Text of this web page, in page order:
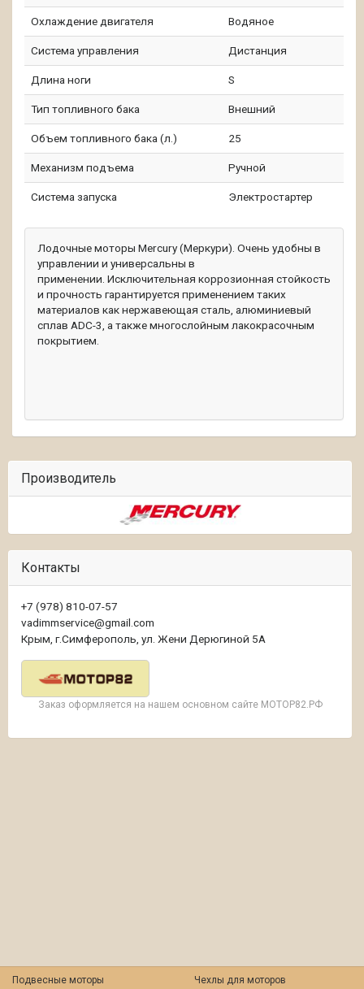
Охлаждение двигателя Водяное
Система управления Дистанция
Длина ноги S
Тип топливного бака Внешний
Объем топливного бака (л.) 25
Механизм подъема Ручной
Система запуска Электростартер
Лодочные моторы Mercury (Меркури). Очень удобны в
управлении и универсальны в
применении. Исключительная коррозионная стойкость
и прочность гарантируется применением таких
материалов как нержавеющая сталь, алюминиевый
сплав ADC-3, а также многослойным лакокрасочным
покрытием.
Производитель
Контакты
+7 (978) 810-07-57
vadimmservice@gmail.com
Крым, г.Симферополь, ул. Жени Дерюгиной 5А
Заказ оформляется на нашем основном сайте МОТОР82.РФ
Подвесные моторы Чехлы для моторов